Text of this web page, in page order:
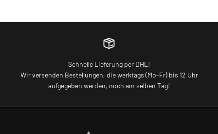
Schnelle Lieferung per DHL!
Wir versenden Bestellungen, die werktags (Mo–Fr) bis 12 Uhr
aufgegeben werden, noch am selben Tag!